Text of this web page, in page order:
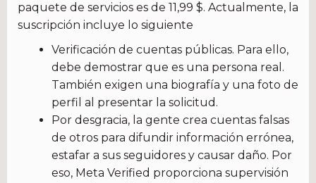
paquete de servicios es de 11,99 $. Actualmente, la
suscripción incluye lo siguiente
Verificación de cuentas públicas. Para ello,
debe demostrar que es una persona real.
También exigen una biografía y una foto de
perfil al presentar la solicitud.
Por desgracia, la gente crea cuentas falsas
de otros para difundir información errónea,
estafar a sus seguidores y causar daño. Por
eso, Meta Verified proporciona supervisión